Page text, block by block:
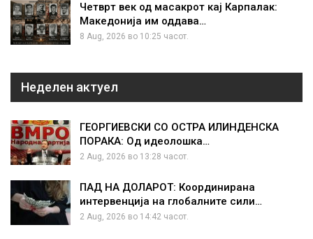
Четврт век од масакрот кај Карпалак:
Македонија им оддава…
8 Aug, 2026 во 10:25 часот.
Неделен актуел
ГЕОРГИЕВСКИ СО ОСТРА ИЛИНДЕНСКА
ПОРАКА: Од идеолошка…
2 Aug, 2026 во 13:28 часот.
ПАД НА ДОЛАРОТ: Координирана
интервенција на глобалните сили…
2 Aug, 2026 во 14:42 часот.